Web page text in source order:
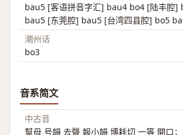
bau5 [客语拼音字汇] bau4 bo4 [陆丰腔]
bau5 [东莞腔] bau5 [台湾四县腔] bo5
潮州话
bo3
音系简文
中古音
幫母 号韻 去聲 報小韻 博耗切 一等 開口；